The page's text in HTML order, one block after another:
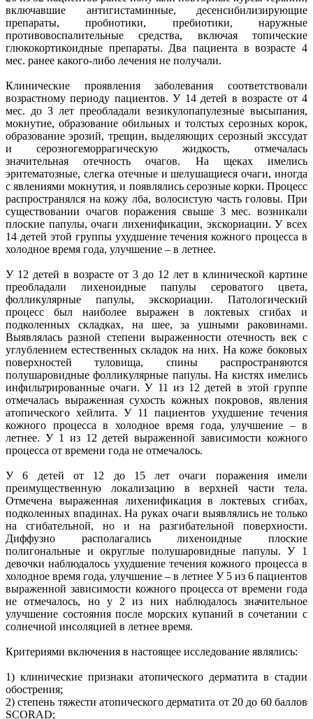
включавшие антигистаминные, десенсибилизирующие
препараты, пробиотики, пребиотики, наружные
противовоспалительные средства, включая топические
глюкокортикоидные препараты. Два пациента в возрасте 4
мес. ранее какого-либо лечения не получали.
Клинические проявления заболевания соответствовали
возрастному периоду пациентов. У 14 детей в возрасте от 4
мес. до 3 лет преобладали везикулопапулезные высыпания,
мокнутие, образование обильных и толстых серозных корок,
образование эрозий, трещин, выделяющих серозный экссудат
и серозногеморрагическую жидкость, отмечалась
значительная отечность очагов. На щеках имелись
эритематозные, слегка отечные и шелушащиеся очаги, иногда
с явлениями мокнутия, и появлялись серозные корки. Процесс
распространялся на кожу лба, волосистую часть головы. При
существовании очагов поражения свыше 3 мес. возникали
плоские папулы, очаги лихенификации, экскориации. У всех
14 детей этой группы ухудшение течения кожного процесса в
холодное время года, улучшение – в летнее.
У 12 детей в возрасте от 3 до 12 лет в клинической картине
преобладали лихеноидные папулы сероватого цвета,
фолликулярные папулы, экскориации. Патологический
процесс был наиболее выражен в локтевых сгибах и
подколенных складках, на шее, за ушными раковинами.
Выявлялась разной степени выраженности отечность век с
углублением естественных складок на них. На коже боковых
поверхностей туловища, спины распространяются
полушаровидные фолликулярные папулы. На кистях имелись
инфильтрированные очаги. У 11 из 12 детей в этой группе
отмечалась выраженная сухость кожных покровов, явления
атопического хейлита. У 11 пациентов ухудшение течения
кожного процесса в холодное время года, улучшение – в
летнее. У 1 из 12 детей выраженной зависимости кожного
процесса от времени года не отмечалось.
У 6 детей от 12 до 15 лет очаги поражения имели
преимущественную локализацию в верхней части тела.
Отмечена выраженная лихенификация в локтевых сгибах,
подколенных впадинах. На руках очаги выявлялись не только
на сгибательной, но и на разгибательной поверхности.
Диффузно располагались лихеноидные плоские
полигональные и округлые полушаровидные папулы. У 1
девочки наблюдалось ухудшение течения кожного процесса в
холодное время года, улучшение – в летнее У 5 из 6 пациентов
выраженной зависимости кожного процесса от времени года
не отмечалось, но у 2 из них наблюдалось значительное
улучшение состояния после морских купаний в сочетании с
солнечной инсоляцией в летнее время.
Критериями включения в настоящее исследование являлись:
1) клинические признаки атопического дерматита в стадии
обострения;
2) степень тяжести атопического дерматита от 20 до 60 баллов
SCORAD;